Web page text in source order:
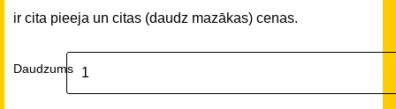
ir cita pieeja un citas (daudz mazākas) cenas.
Daudzums